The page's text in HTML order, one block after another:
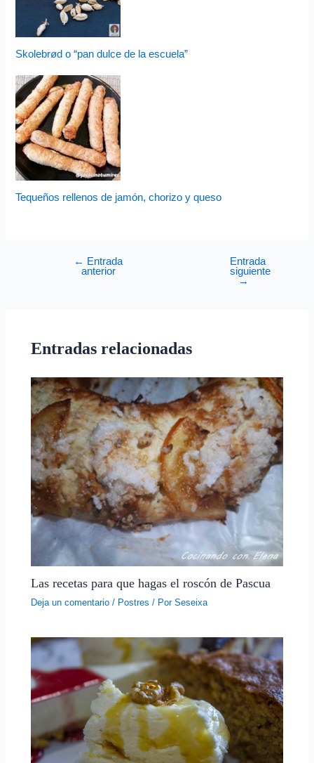
Skolebrød o “pan dulce de la escuela”
Tequeños rellenos de jamón, chorizo y queso
← Entrada
anterior
Entrada
siguiente
→
Entradas relacionadas
Las recetas para que hagas el roscón de Pascua
Deja un comentario / Postres / PorSeseixa